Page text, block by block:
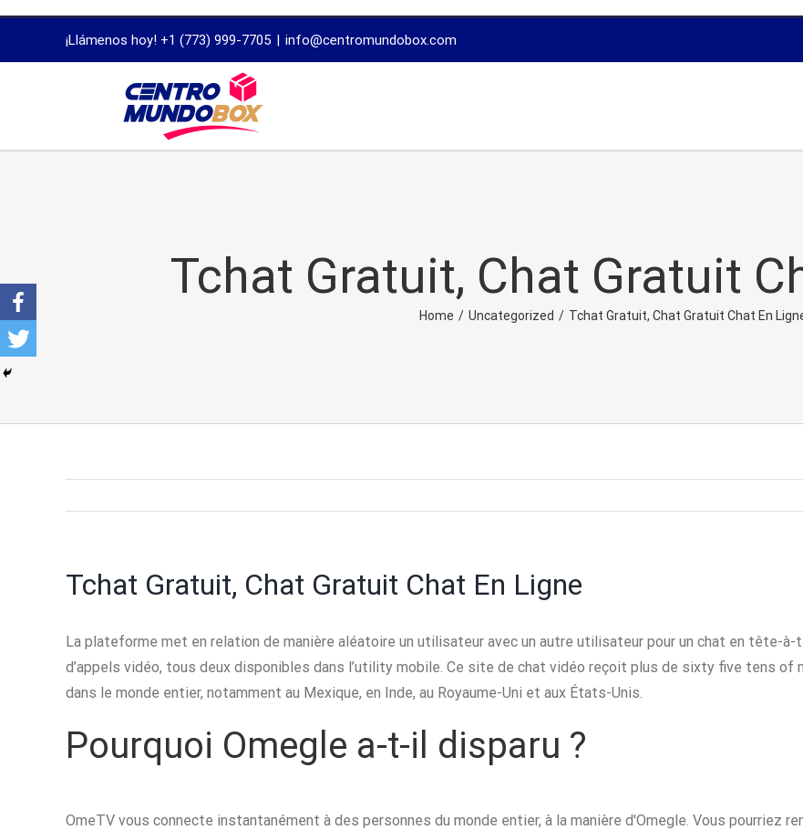
dissertation
¡Llámenos hoy! +1 (773) 999-7705 | info@centromundobox.com
Tchat Gratuit, Chat Gratuit
Home / Uncategorized / Tchat Gratuit, Chat Gratuit Chat En
Tchat Gratuit, Chat Gratuit Chat En Ligne
La plateforme met en relation de manière aléatoire un utilisateur avec un autre utilisateur pour un chat en tête-
d’appels vidéo, tous deux disponibles dans l’utility mobile. Ce site de chat vidéo reçoit plus de sixty five tens
dans le monde entier, notamment au Mexique, en Inde, au Royaume-Uni et aux États-Unis.
Pourquoi Omegle a-t-il disparu ?
OmeTV vous connecte instantanément à des personnes du monde entier, à la manière d'Omegle. Vous pourriez